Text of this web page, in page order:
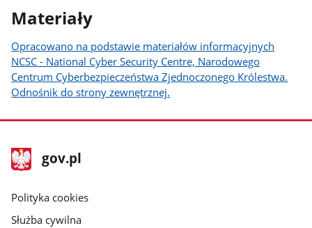
Materiały
Opracowano na podstawie materiałów informacyjnych
NCSC - National Cyber Security Centre, Narodowego
Centrum Cyberbezpieczeństwa Zjednoczonego Królestwa.
Odnośnik do strony zewnętrznej.
stopka
gov.pl
Strona
gov.pl
gov.pl
Polityka cookies
Służba cywilna